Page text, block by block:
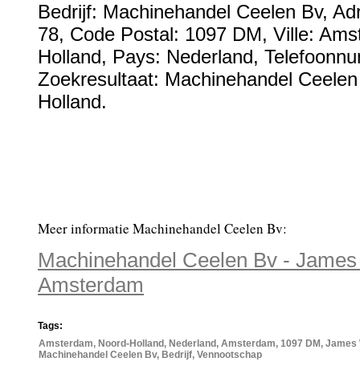
Bedrijf: Machinehandel Ceelen Bv,
78, Code Postal: 1097 DM, Ville:
Holland, Pays: Nederland,
Zoekresultaat: Machinehandel
Holland.
Meer informatie Machinehandel Ceelen Bv:
Machinehandel Ceelen Bv -
Amsterdam
Tags:
Amsterdam, Noord-Holland, Nederland, Amsterdam, 1097 DM, James
Machinehandel Ceelen Bv, Bedrijf, Vennootschap